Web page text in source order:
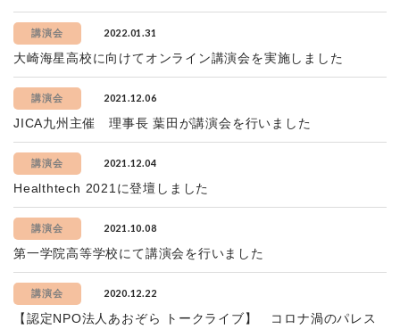
講演会 2022.01.31
大崎海星高校に向けてオンライン講演会を実施しました
講演会 2021.12.06
JICA九州主催 理事長 葉田が講演会を行いました
講演会 2021.12.04
Healthtech 2021に登壇しました
講演会 2021.10.08
第一学院高等学校にて講演会を行いました
講演会 2020.12.22
【認定NPO法人あおぞら トークライブ】 コロナ渦のパレス